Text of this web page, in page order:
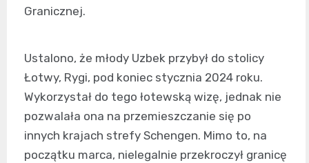
Granicznej.
Ustalono, że młody Uzbek przybył do stolicy
Łotwy, Rygi, pod koniec stycznia 2024 roku.
Wykorzystał do tego łotewską wizę, jednak nie
pozwalała ona na przemieszczanie się po
innych krajach strefy Schengen. Mimo to, na
początku marca, nielegalnie przekroczył granicę